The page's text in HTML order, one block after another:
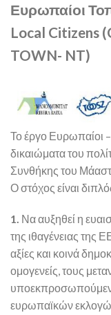
Ευρωπαίοι
Local Citizens
TOWN- NT)
Το έργο Ευρωπαίοι –
δικαιώματα του
Συνθήκης του
Ο στόχος είναι
1. Να αυξηθεί η
της ιθαγένειας της
αξίες και κοινά
ομογενείς, τους
ευρωπαϊκών